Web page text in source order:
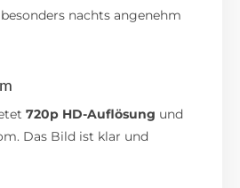
nachts angenehm
720p HD-Auflösung und
Das Bild ist klar und